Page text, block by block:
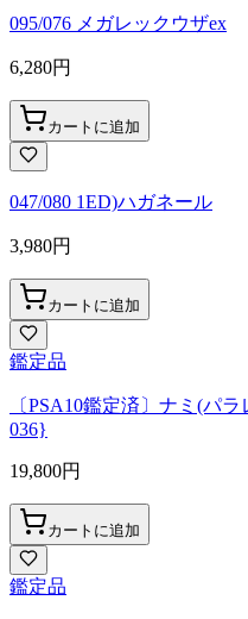
095/076 メガレックウザex
6,280円
カートに追加
047/080 1ED)ハガネール
3,980円
カートに追加
鑑定品
〔PSA10鑑定済〕ナミ(パ
036}
19,800円
カートに追加
鑑定品